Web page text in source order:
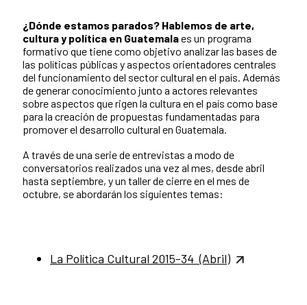
¿Dónde estamos parados? Hablemos de arte,
cultura y política en Guatemalaes un programa
formativo que tiene como objetivo analizar las bases de
las políticas públicas y aspectos orientadores centrales
del funcionamiento del sector cultural en el país. Además
de generar conocimiento junto a actores relevantes
sobre aspectos que rigen la cultura en el país como base
para la creación de propuestas fundamentadas para
promover el desarrollo cultural en Guatemala.
A través de una serie de entrevistas a modo de
conversatorios realizados una vez al mes, desde abril
hasta septiembre, y un taller de cierre en el mes de
octubre, se abordarán los siguientes temas:
La Política Cultural 2015-34 (Abril)